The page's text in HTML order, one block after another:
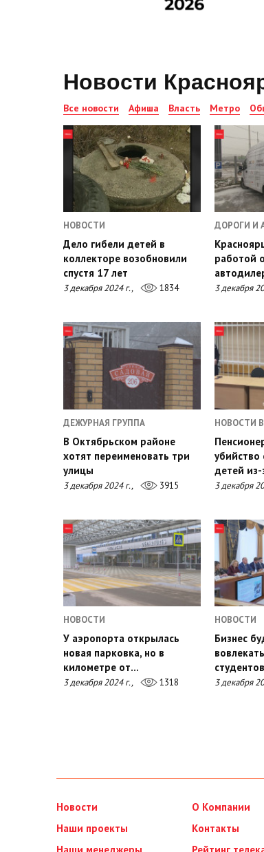
Новости
Все новости Афиша Власть Метро
НОВОСТИ
Дело гибели детей в
коллекторе возобновили
спустя 17 лет
3 декабря 2024 г., 1834
ДОРОГИ И
работой
3 декабря
ДЕЖУРНАЯ ГРУППА
В Октябрьском районе
хотят переименовать три
улицы
3 декабря 2024 г., 3915
НОВОСТИ
убийство
детей из-
3 декабря
НОВОСТИ
У аэропорта открылась
новая парковка, но в
километре от…
3 декабря 2024 г., 1318
НОВОСТИ
Бизнес
3 декабря
Новости
Наши проекты
О Компании
Контакты